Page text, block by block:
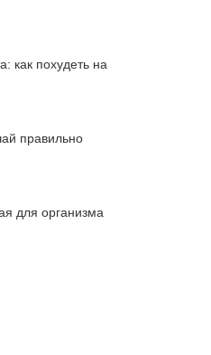
как похудеть на
правильно
для организма